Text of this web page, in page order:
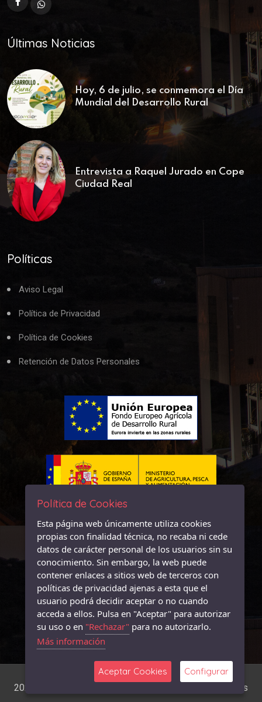
Últimas Noticias
Hoy, 6 de julio, se conmemora el Día
Mundial del Desarrollo Rural
Entrevista a Raquel Jurado en Cope
Ciudad Real
Políticas
Aviso Legal
Política de Privacidad
Política de Cookies
Retención de Datos Personales
2026 © Leader MonteSur - Desarrollo: GuianeTT Diseños
Política de Cookies
Esta página web únicamente utiliza cookies
propias con finalidad técnica, no recaba ni cede
datos de carácter personal de los usuarios sin su
conocimiento. Sin embargo, la web puede
contener enlaces a sitios web de terceros con
políticas de privacidad ajenas a esta que el
usuario podrá decidir aceptar o no cuando
acceda a ellos. Pulsa en "Aceptar" para autorizar
su uso o en "Rechazar" para no autorizarlo.
Más información
Aceptar Cookies Configurar